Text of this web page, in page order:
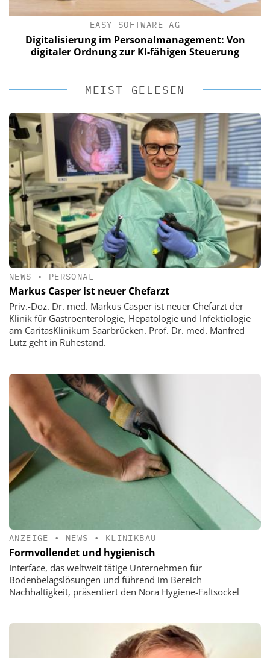
EASY SOFTWARE AG
Digitalisierung im Personalmanagement: Von
digitaler Ordnung zur KI-fähigen Steuerung
MEIST GELESEN
NEWS • PERSONAL
Markus Casper ist neuer Chefarzt
Priv.-Doz. Dr. med. Markus Casper ist neuer Chefarzt der
Klinik für Gastroenterologie, Hepatologie und Infektiologie
am CaritasKlinikum Saarbrücken. Prof. Dr. med. Manfred
Lutz geht in Ruhestand.
ANZEIGE • NEWS • KLINIKBAU
Formvollendet und hygienisch
Interface, das weltweit tätige Unternehmen für
Bodenbelagslösungen und führend im Bereich
Nachhaltigkeit, präsentiert den Nora Hygiene-Faltsockel